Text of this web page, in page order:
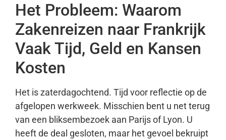
Het Probleem: Waarom
Zakenreizen naar Frankrijk
Vaak Tijd, Geld en Kansen
Kosten
Het is zaterdagochtend. Tijd voor reflectie op de
afgelopen werkweek. Misschien bent u net terug
van een bliksembezoek aan Parijs of Lyon. U
heeft de deal gesloten, maar het gevoel bekruipt